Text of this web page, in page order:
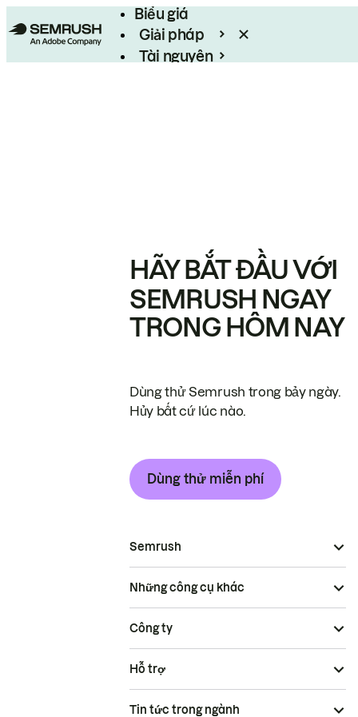
Biểu giá
Giải pháp
Tài nguyên
HÃY BẮT ĐẦU VỚI
SEMRUSH NGAY
TRONG HÔM NAY
Dùng thử Semrush trong bảy ngày.
Hủy bất cứ lúc nào.
Dùng thử miễn phí
Semrush
Những công cụ khác
Công ty
Hỗ trợ
Tin tức trong ngành